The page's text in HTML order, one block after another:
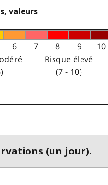
valeurs
6 7 8 9
10
Risque élevé
(7 - 10)
(un jour).